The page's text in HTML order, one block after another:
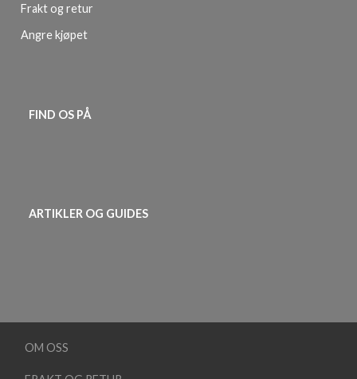
Frakt og retur
Angre kjøpet
FIND OS PÅ
ARTIKLER OG GUIDES
OM OSS